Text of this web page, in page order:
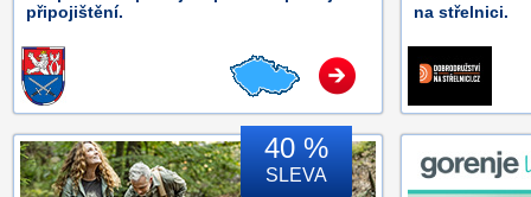
připojištění.
na střelnici.
40 %
SLEVA